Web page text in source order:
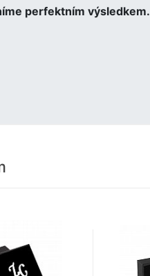
perfektním výsledkem.